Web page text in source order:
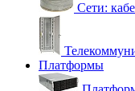
Сети:
Платформы